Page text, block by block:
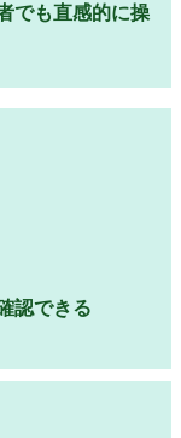
でも直感的に操
認できる